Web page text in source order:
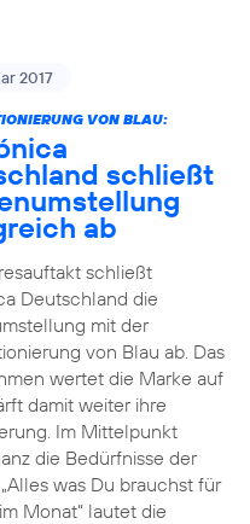
2017
VON BLAU:
schließt
ab
schließt
Deutschland die
mit der
von Blau ab. Das
wertet die Marke auf
damit weiter ihre
Im Mittelpunkt
die Bedürfnisse der
was Du brauchst für
Monat“ lautet die